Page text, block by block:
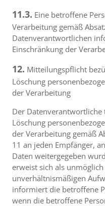
11.3. Eine betroffene
Verarbeitung gemäß
Datenverantwortlichen
Einschränkung der
12. Mitteilungspflicht
Löschung
der Verarbeitung
Der
Löschung
der Verarbeitung gemäß
11 an jeden Empfänger,
Daten weitergegeben
erweist sich als
unverhältnismäßigen
informiert die betroffene
wenn die betroffene